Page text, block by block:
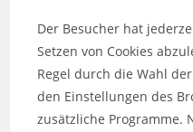
Der Besucher hat
Setzen von Cookies
Regel durch die Wahl
den Einstellungen des
zusätzliche Programme.